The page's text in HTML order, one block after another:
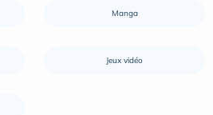
Manga
Jeux vidéo